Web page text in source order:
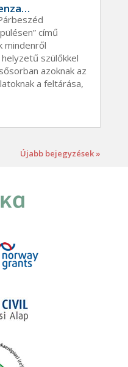
című
mindenről
szülőkkel
azoknak az
a feltárása,
Újabb bejegyzések »